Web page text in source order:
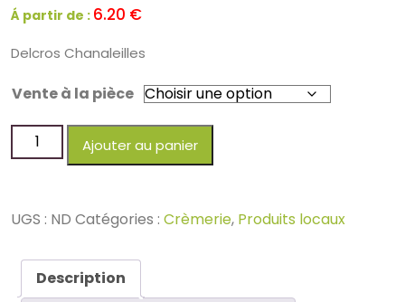
Á partir de : 6.20 €
Delcros Chanaleilles
Vente à la pièce
Ajouter au panier
UGS : ND Catégories : Crèmerie, Produits locaux
Description